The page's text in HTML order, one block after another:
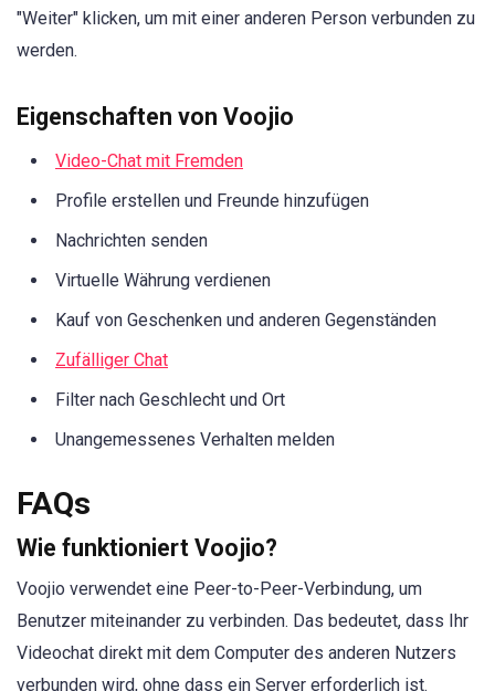
"Weiter" klicken, um mit einer anderen Person verbunden zu
werden.
Eigenschaften von Voojio
Video-Chat mit Fremden
Profile erstellen und Freunde hinzufügen
Nachrichten senden
Virtuelle Währung verdienen
Kauf von Geschenken und anderen Gegenständen
Zufälliger Chat
Filter nach Geschlecht und Ort
Unangemessenes Verhalten melden
FAQs
Wie funktioniert Voojio?
Voojio verwendet eine Peer-to-Peer-Verbindung, um
Benutzer miteinander zu verbinden. Das bedeutet, dass Ihr
Videochat direkt mit dem Computer des anderen Nutzers
verbunden wird, ohne dass ein Server erforderlich ist.